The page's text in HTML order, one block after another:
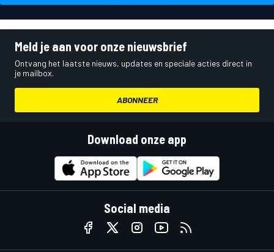
Meld je aan voor onze nieuwsbrief
Ontvang het laatste nieuws, updates en speciale acties direct in
je mailbox.
ABONNEER
Download onze app
Social media